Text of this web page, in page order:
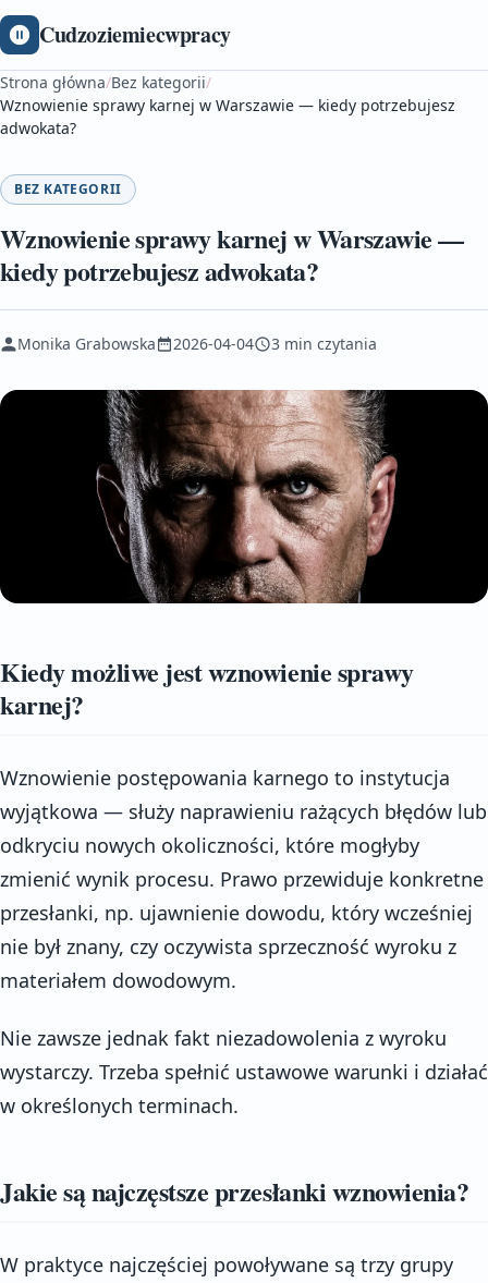
Cudzoziemiecwpracy
Strona główna/Bez kategorii/
Wznowienie sprawy karnej w Warszawie — kiedy potrzebujesz
adwokata?
BEZ KATEGORII
Wznowienie sprawy karnej w Warszawie —
kiedy potrzebujesz adwokata?
Monika Grabowska 2026-04-04 3 min czytania
Kiedy możliwe jest wznowienie sprawy
karnej?
Wznowienie postępowania karnego to instytucja
wyjątkowa — służy naprawieniu rażących błędów lub
odkryciu nowych okoliczności, które mogłyby
zmienić wynik procesu. Prawo przewiduje konkretne
przesłanki, np. ujawnienie dowodu, który wcześniej
nie był znany, czy oczywista sprzeczność wyroku z
materiałem dowodowym.
Nie zawsze jednak fakt niezadowolenia z wyroku
wystarczy. Trzeba spełnić ustawowe warunki i działać
w określonych terminach.
Jakie są najczęstsze przesłanki wznowienia?
W praktyce najczęściej powoływane są trzy grupy